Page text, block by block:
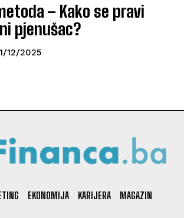
– Kako se pravi
pjenušac?
12/2025
EKONOMIJA KARIJERA
MAGAZIN